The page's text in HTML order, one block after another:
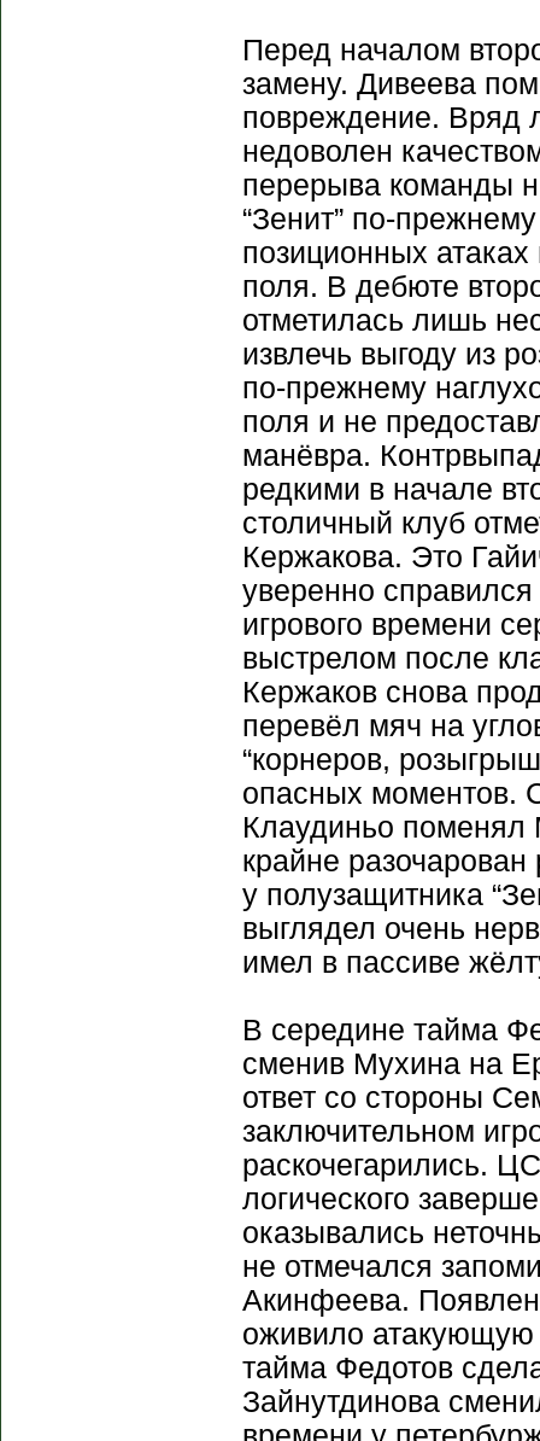
Перед началом
замену. Дивеева
повреждение. Вряд
недоволен
перерыва команды
“Зенит” по-
позиционных
поля. В дебюте
отметилась лишь
извлечь выгоду из
по-прежнему
поля и не
манёвра.
редкими в начале
столичный клуб
Кержакова. Это
уверенно
игрового времени
выстрелом после
Кержаков снова
перевёл мяч на
“корнеров,
опасных моментов.
Клаудиньо поменял
крайне
у полузащитника
выглядел очень
имел в пассиве
В середине тайма
сменив Мухина на
ответ со стороны
заключительном
раскочегарились.
логического
оказывались
не отмечался
Акинфеева.
оживило атакующую
тайма Федотов
Зайнутдинова